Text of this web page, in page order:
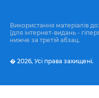
Використання матеріалів
(для інтернет-видань -
нижче за третій абзац.
� 2026, Усі права захищені.